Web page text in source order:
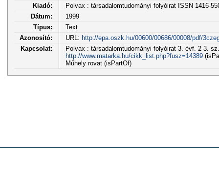
Kiadó:
Polvax : társadalomtudományi folyóirat ISSN 1416-
Dátum:
1999
Típus:
Text
Azonosító:
URL: http://epa.oszk.hu/00600/00686/00008/pdf/
Kapcsolat:
Polvax : társadalomtudományi folyóirat 3. évf. 2-3.
http://www.matarka.hu/cikk_list.php?fusz=14389
Műhely rovat (isPartOf)